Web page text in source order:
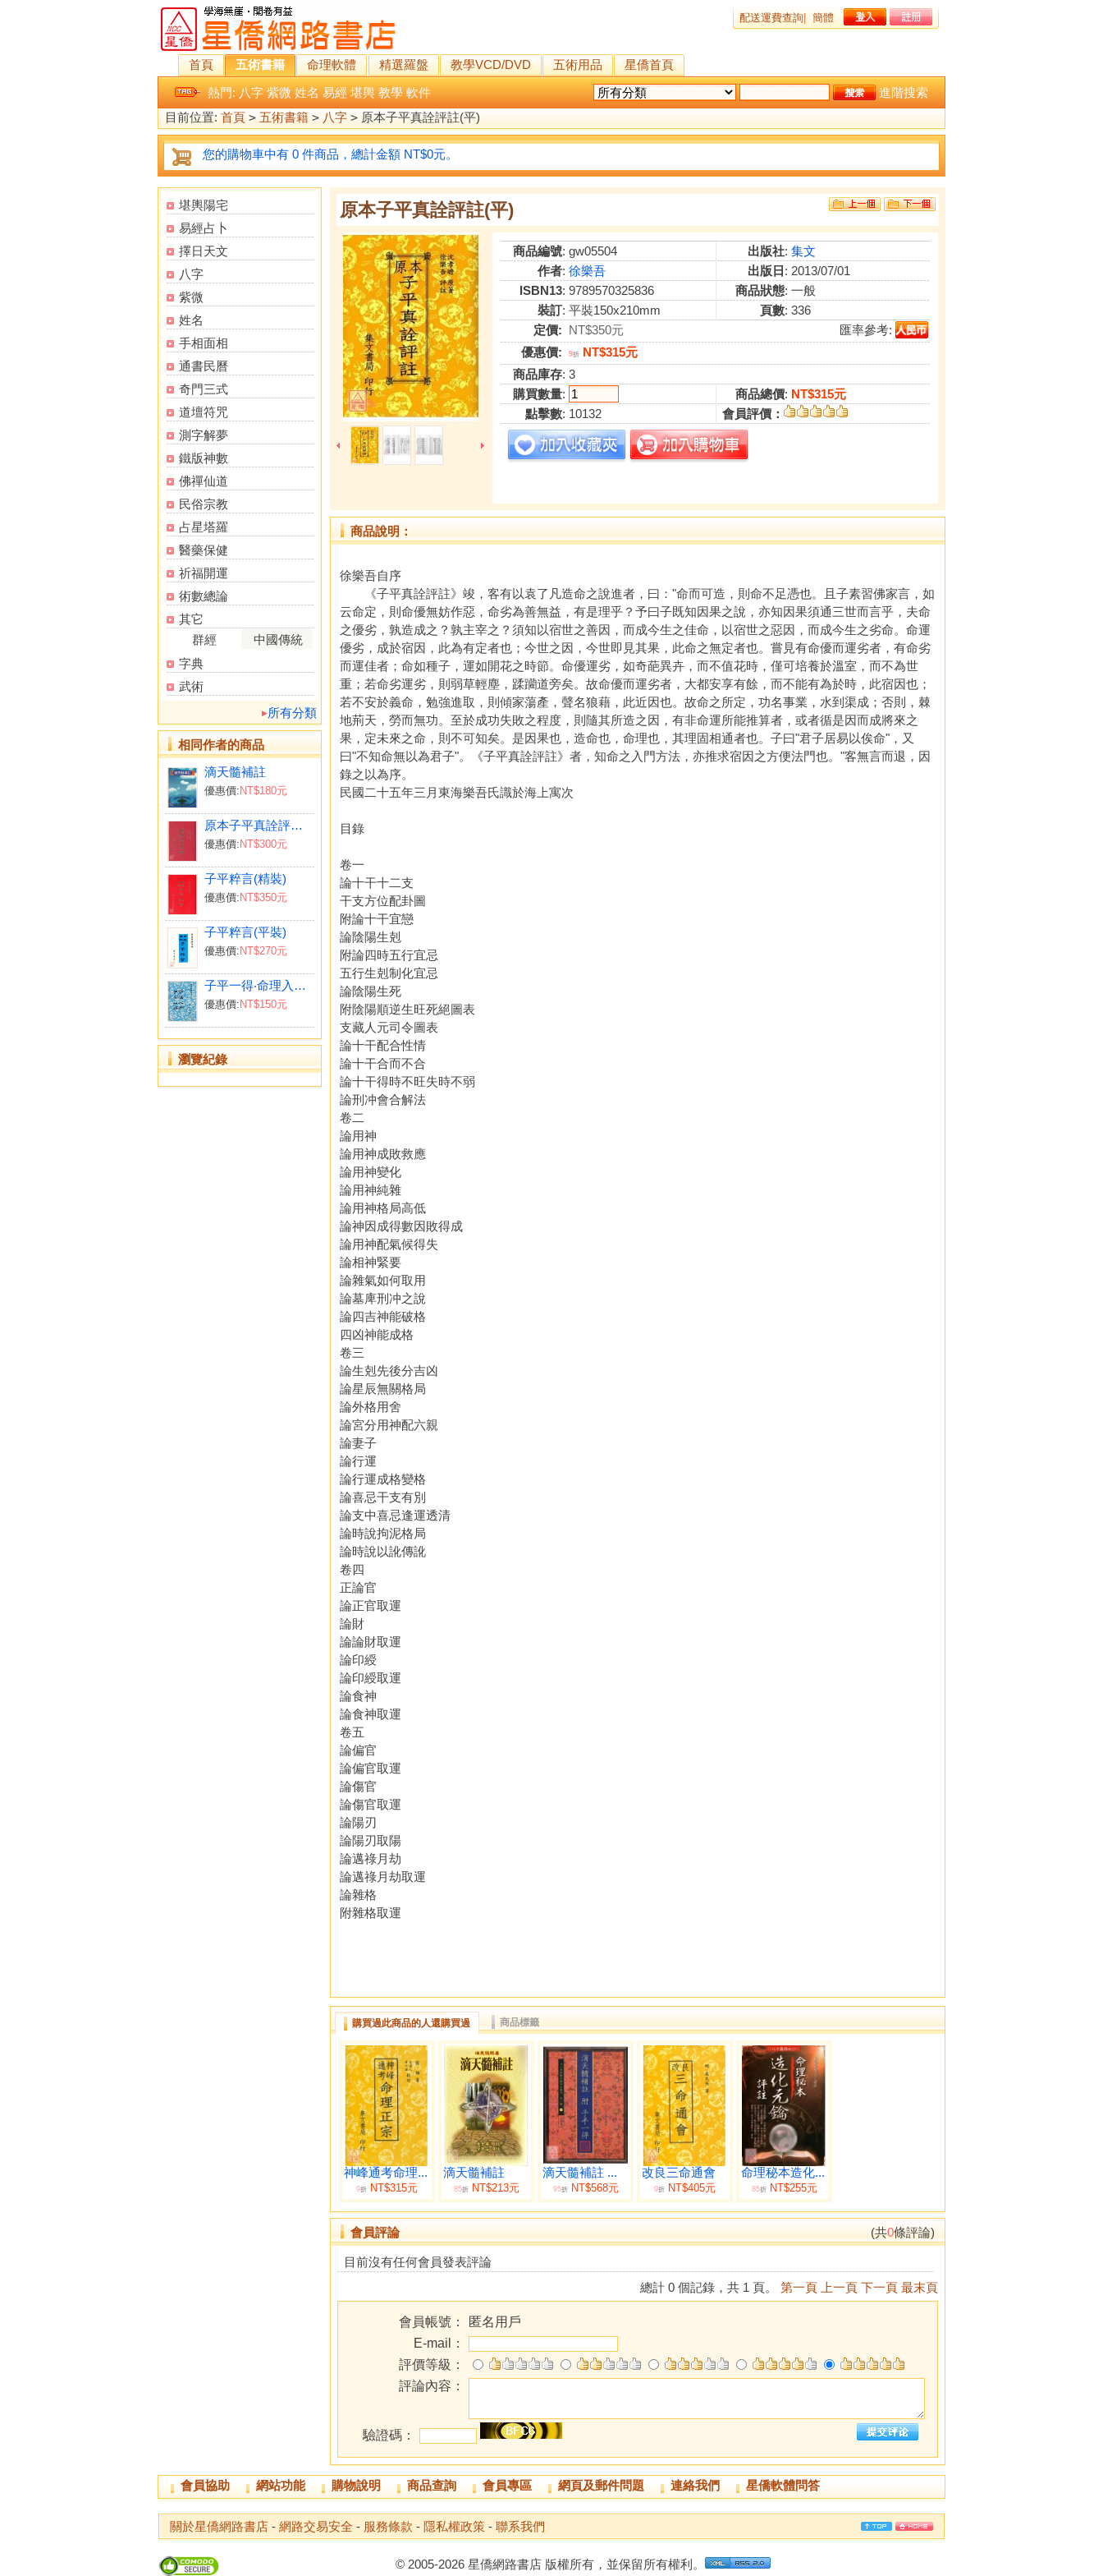
配送運費查詢 簡體
首頁 五術書籍 命理軟體 精選羅盤 教學VCD/DVD 五術用品
星僑首頁
熱門: 八字 紫微 姓名 易經 堪輿 教學 軟件
進階搜索
目前位置: 首頁 > 五術書籍 > 八字 > 原本子平真詮評註(平)
您的購物車中有 0 件商品，總計金額 NT$0元。
堪輿陽宅
易經占卜
擇日天文
八字
紫微
姓名
手相面相
通書民曆
奇門三式
道壇符咒
測字解夢
鐵版神數
佛禪仙道
民俗宗教
占星塔羅
醫藥保健
祈福開運
術數總論
其它
群經
中國傳統
字典
武術
所有分類
相同作者的商品
滴天髓補註
優惠價: NT$180元
原本子平真詮評註(精)
優惠價: NT$300元
子平粹言(精裝)
優惠價: NT$350元
子平粹言(平裝)
優惠價: NT$270元
子平一得‧命理入門合編
優惠價: NT$150元
瀏覽紀錄
原本子平真詮評註(平)
商品編號: gw05504 出版社: 集文
作者: 徐樂吾 出版日 : 2013/07/01
ISBN13: 9789570325836 商品狀態: 一般
裝訂: 平裝150x210mm 頁數: 336
定價: NT$350元
匯率參考:
優惠價:
9折 NT$315元
商品庫存: 3
購買數量: 商品總價: NT$315元
點擊數: 10132 會員評價：
商品說明：
徐樂吾自序
《子平真詮評註》竣，客有以袁了凡造命之說進者，曰："命而可造，則命不足憑也。且子素習佛家言，如
云命定，則命優無妨作惡，命劣為善無益，有是理乎？予曰子既知因果之說，亦知因果須通三世而言乎，夫命
之優劣，孰造成之？孰主宰之？須知以宿世之善因，而成今生之佳命，以宿世之惡因，而成今生之劣命。命運
優劣，成於宿因，此為有定者也；今世之因，今世即見其果，此命之無定者也。嘗見有命優而運劣者，有命劣
而運佳者；命如種子，運如開花之時節。命優運劣，如奇葩異卉，而不值花時，僅可培養於溫室，而不為世
重；若命劣運劣，則弱草輕塵，蹂躪道旁矣。故命優而運劣者，大都安享有餘，而不能有為於時，此宿因也；
若不安於義命，勉強進取，則傾家蕩產，聲名狼藉，此近因也。故命之所定，功名事業，水到渠成；否則，棘
地荊天，勞而無功。至於成功失敗之程度，則隨其所造之因，有非命運所能推算者，或者循是因而成將來之
果，定未來之命，則不可知矣。是因果也，造命也，命理也，其理固相通者也。子曰"君子居易以俟命"，又
曰"不知命無以為君子"。《子平真詮評註》者，知命之入門方法，亦推求宿因之方便法門也。"客無言而退，因
錄之以為序。
民國二十五年三月東海樂吾氏識於海上寓次
目錄
卷一
論十干十二支
干支方位配卦圖
附論十干宜戀
論陰陽生剋
附論四時五行宜忌
五行生剋制化宜忌
論陰陽生死
附陰陽順逆生旺死絕圖表
支藏人元司令圖表
論十干配合性情
論十干合而不合
論十干得時不旺失時不弱
論刑冲會合解法
卷二
論用神
論用神成敗救應
論用神變化
論用神純雜
論用神格局高低
論神因成得數因敗得成
論用神配氣候得失
論相神緊要
論雜氣如何取用
論墓庳刑冲之說
論四吉神能破格
四凶神能成格
卷三
論生剋先後分吉凶
論星辰無關格局
論外格用舍
論宮分用神配六親
論妻子
論行運
論行運成格變格
論喜忌干支有別
論支中喜忌逢運透清
論時說拘泥格局
論時說以訛傳訛
卷四
正論官
論正官取運
論財
論論財取運
論印綬
論印綬取運
論食神
論食神取運
卷五
論偏官
論偏官取運
論傷官
論傷官取運
論陽刃
論陽刃取陽
論邁祿月劫
論邁祿月劫取運
論雜格
附雜格取運
購買過此商品的人還購買過 商品標籤
神峰通考命理...
9折 NT$315元
滴天髓補註
85折NT$213元
滴天髓補註 ...
95折NT$568元
改良三命通會
9折 NT$405元
命理秘本造化...
85折NT$255元
會員評論 (共0條評論)
目前沒有任何會員發表評論
總計 0 個記錄，共 1 頁。 第一頁 上一頁 下一頁 最末頁
會員帳號：
匿名用戶
E-mail：
評價等級：
評論內容：
驗證碼：
會員協助 網站功能 購物說明 商品查詢 會員專區 網頁及郵件問題 連絡我們 星僑軟體問答
關於星僑網路書店 - 網路交易安全 - 服務條款 - 隱私權政策 - 聯系我們
© 2005-2026 星僑網路書店 版權所有，並保留所有權利。